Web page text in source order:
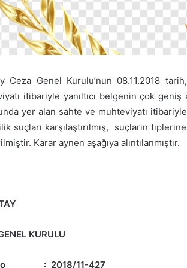
Ceza Genel Kurulu’nun 08.11.2018
itibariyle yanıltıcı belgenin çok
yer alan sahte ve muhteviyatı
suçları karşılaştırılmış, suçların
Karar aynen aşağıya alıntılanmıştır.
KURULU
No : 2018/11-427